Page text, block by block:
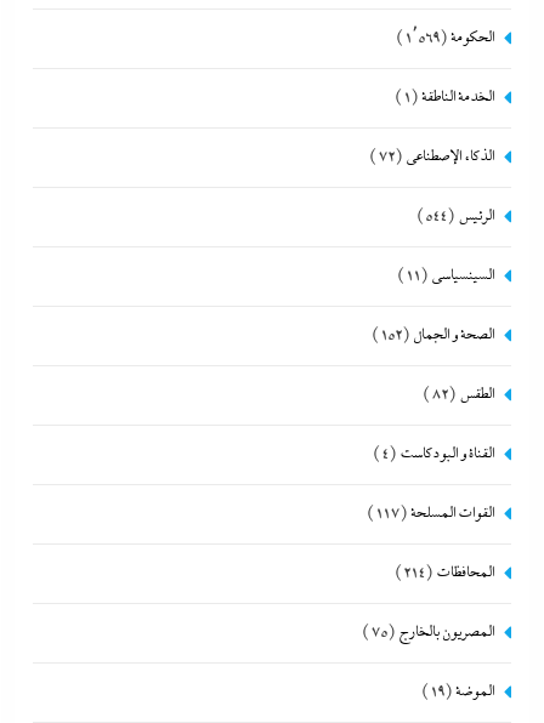
الحكومة(1٬569)
الخدمة الناطقة(1)
الذكاء الإصطناعي (72)
الرئيس (544)
السينسياسي (11)
الصحة و الجمال (152)
الطقس (82)
القناة و البودكاست (4)
القوات المسلحة(117)
المحافظات (214)
المصريون بالخارج (75)
الموضة(19)